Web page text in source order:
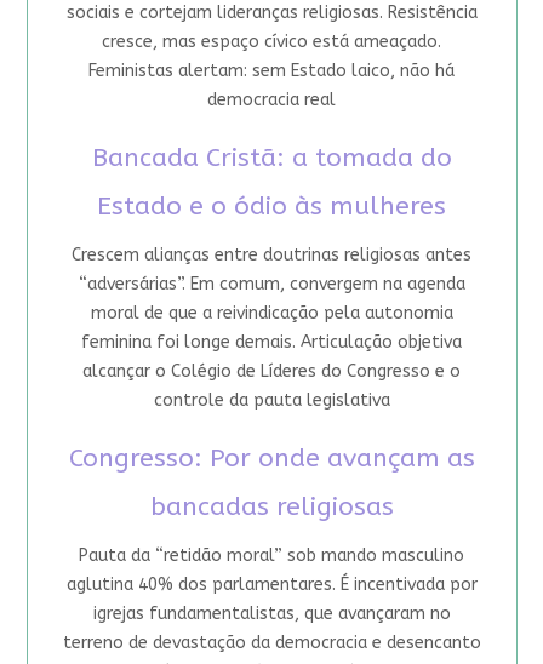
sociais e cortejam lideranças religiosas. Resistência
cresce, mas espaço cívico está ameaçado.
Feministas alertam: sem Estado laico, não há
democracia real
Bancada Cristã: a tomada do
Estado e o ódio às mulheres
Crescem alianças entre doutrinas religiosas antes
“adversárias”. Em comum, convergem na agenda
moral de que a reivindicação pela autonomia
feminina foi longe demais. Articulação objetiva
alcançar o Colégio de Líderes do Congresso e o
controle da pauta legislativa
Congresso: Por onde avançam as
bancadas religiosas
Pauta da “retidão moral” sob mando masculino
aglutina 40% dos parlamentares. É incentivada por
igrejas fundamentalistas, que avançaram no
terreno de devastação da democracia e desencanto